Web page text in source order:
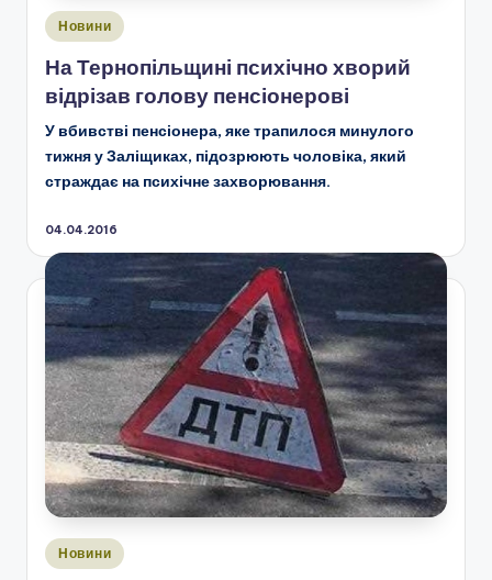
Опубліковано
Новини
На Тернопільщині психічно хворий
відрізав голову пенсіонерові
У вбивстві пенсіонера, яке трапилося минулого
тижня у Заліщиках, підозрюють чоловіка, який
страждає на психічне захворювання.
04.04.2016
Опубліковано
Новини